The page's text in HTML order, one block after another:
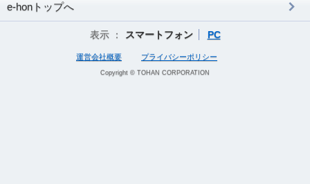
e-honトップへ
表示 ： スマートフォン PC
運営会社概要 プライバシーポリシー
Copyright © TOHAN CORPORATION